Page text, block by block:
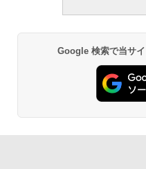
Google 検索で当サ